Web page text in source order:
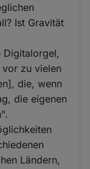
Ist Gravität
Digitalorgel,
vor zu vielen
die, wenn
die eigenen
Ländern,